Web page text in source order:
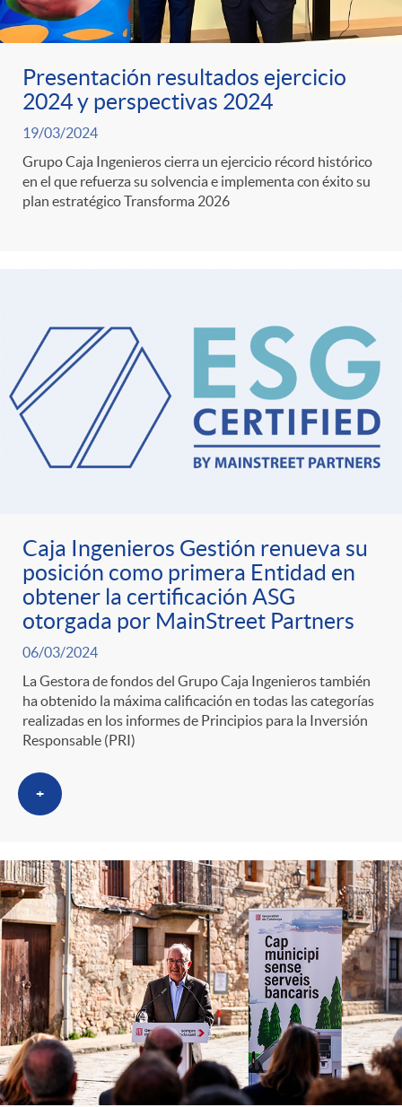
Presentación resultados ejercicio
2024 y perspectivas 2024
19/03/2024
Grupo Caja Ingenieros cierra un ejercicio récord histórico
en el que refuerza su solvencia e implementa con éxito su
plan estratégico Transforma 2026
Caja Ingenieros Gestión renueva su
posición como primera Entidad en
obtener la certificación ASG
otorgada por MainStreet Partners
06/03/2024
La Gestora de fondos del Grupo Caja Ingenieros también
ha obtenido la máxima calificación en todas las categorías
realizadas en los informes de Principios para la Inversión
Responsable (PRI)
+